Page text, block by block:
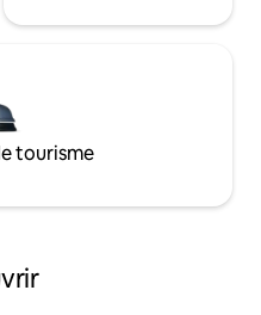
tourisme